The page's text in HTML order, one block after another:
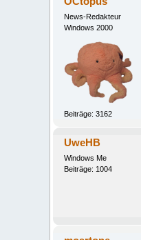
News-Redakteur
Windows 2000
Beiträge: 3162
UweHB
Windows Me
Beiträge: 1004